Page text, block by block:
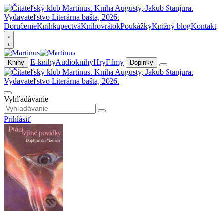
DoručenieKníhkupectváKnihovrátokPoukážkyKnižný blogKontakt
Knihy E-knihyAudioknihyHryFilmy Doplnky
Vyhľadávanie
Prihlásiť